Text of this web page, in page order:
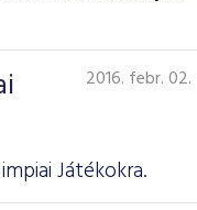
2016. febr. 02.
Játékokra.